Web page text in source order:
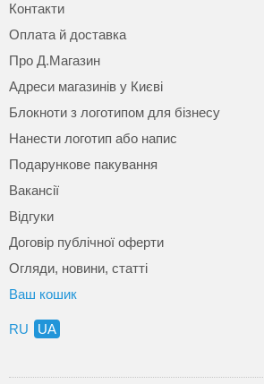
Контакти
Оплата й доставка
Про Д.Магазин
Адреси магазинів у Києві
Блокноти з логотипом для бізнесу
Нанести логотип або напис
Подарункове пакування
Вакансії
Відгуки
Договір публічної оферти
Огляди, новини, статті
Ваш кошик
RU UA